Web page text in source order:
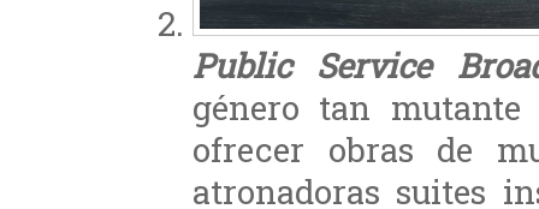
Public Service
género tan
ofrecer obras de
atronadoras suites